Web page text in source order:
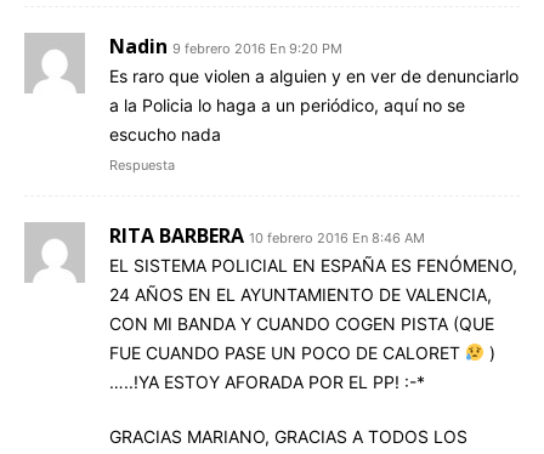
Nadin 9 febrero 2016 En 9:20 PM
Es raro que violen a alguien y en ver de denunciarlo
a la Policia lo haga a un periódico, aquí no se
escucho nada
Respuesta
RITA BARBERA 10 febrero 2016 En 8:46 AM
EL SISTEMA POLICIAL EN ESPAÑA ES FENÓMENO,
24 AÑOS EN EL AYUNTAMIENTO DE VALENCIA,
CON MI BANDA Y CUANDO COGEN PISTA (QUE
FUE CUANDO PASE UN POCO DE CALORET
)
…..!YA ESTOY AFORADA POR EL PP! :-*
GRACIAS MARIANO, GRACIAS A TODOS LOS